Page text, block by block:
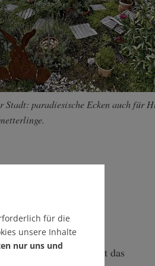
Stadt: paradiesische Ecken auch für
Anstrengungen.
Württemberg, nicht das
für die
unsere Inhalte
nur uns und